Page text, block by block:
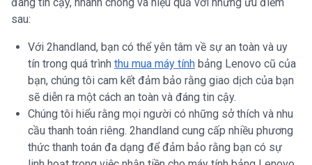
sau:
Với 2handland, bạn có thể yên tâm về sự an toàn và uy
tín trong quá trình thu mua máy tính bảng Lenovo cũ của
bạn, chúng tôi cam kết đảm bảo rằng giao dịch của bạn
sẽ diễn ra một cách an toàn và đáng tin cậy.
Chúng tôi hiểu rằng mọi người có những sở thích và nhu
cầu thanh toán riêng. 2handland cung cấp nhiều phương
thức thanh toán đa dạng để đảm bảo rằng bạn có sự